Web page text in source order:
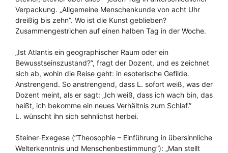
Verpackung. „Allgemeine Menschenkunde von acht Uhr
dreißig bis zehn”. Wo ist die Kunst geblieben?
Zusammengestrichen auf einen halben Tag in der Woche.
„Ist Atlantis ein geographischer Raum oder ein
Bewusstseinszustand?”, fragt der Dozent, und es zeichnet
sich ab, wohin die Reise geht: in esoterische Gefilde.
Anstrengend. So anstrengend, dass L. sofort weiß, was der
Dozent meint, als er sagt: „Ich weiß, dass ich wach bin, das
heißt, ich bekomme ein neues Verhältnis zum Schlaf.”
L. wünscht ihn sich sehnlichst herbei.
Steiner-Exegese (”Theosophie – Einführung in übersinnliche
Welterkenntnis und Menschenbestimmung”): „Man stellt